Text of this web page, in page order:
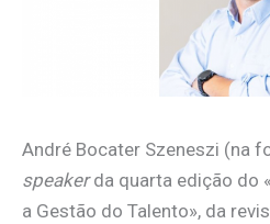
André Bocater Szeneszi (na
speakerda quarta edição do
a Gestão do Talento», da